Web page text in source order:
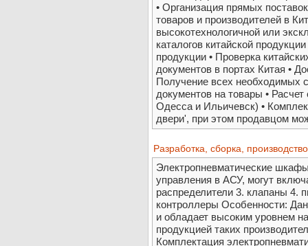
• Организация прямых
товаров и производителей в
высокотехнологичной или
каталогов китайской
продукции • Проверка
документов в портах Китая •
Получение всех необходимых
документов на товары •
Одесса и Ильичевск) •
двери', при этом продавцом
Разработка, сборка,
Электропневматические
управления в АСУ, могут
распределители 3. клапаны 4.
контроллеры Особенности:
и обладает высоким уровнем
продукцией таких
Комплектация